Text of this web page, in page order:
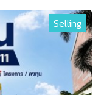
Selling